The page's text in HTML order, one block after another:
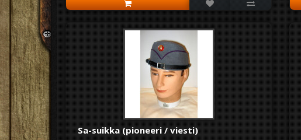
Sa-suikka (pioneeri / viesti)